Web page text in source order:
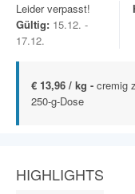
Leider verpasst!
Gültig: 15.12. -
17.12.
€ 13,96 / kg - cremig
250-g-Dose
HIGHLIGHTS